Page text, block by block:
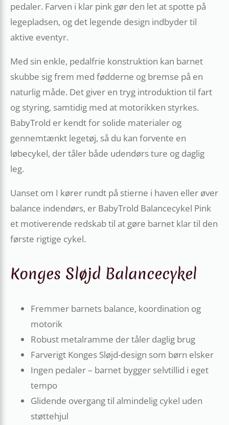
pedaler. Farven i klar pink gør den let at spotte på
legepladsen, og det legende design indbyder til
aktive eventyr.
Med sin enkle, pedalfrie konstruktion kan barnet
skubbe sig frem med fødderne og bremse på en
naturlig måde. Det giver en tryg introduktion til fart
og styring, samtidig med at motorikken styrkes.
BabyTrold er kendt for solide materialer og
gennemtænkt legetøj, så du kan forvente en
løbecykel, der tåler både udendørs ture og daglig
leg.
Uanset om I kører rundt på stierne i haven eller øver
balance indendørs, er BabyTrold Balancecykel Pink
et motiverende redskab til at gøre barnet klar til den
første rigtige cykel.
Konges Sløjd Balancecykel
Fremmer barnets balance, koordination og
motorik
Robust metalramme der tåler daglig brug
Farverigt Konges Sløjd-design som børn elsker
Ingen pedaler – barnet bygger selvtillid i eget
tempo
Glidende overgang til almindelig cykel uden
støttehjul